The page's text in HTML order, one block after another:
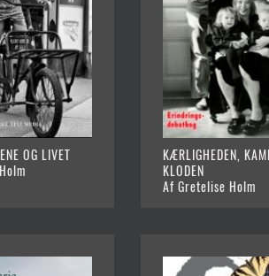
OG LIVET
KÆRLIGHEDEN,
KLODEN
Af Gretelise Holm